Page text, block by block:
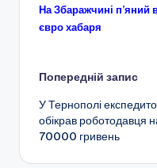
На Збаражчині п’яний
євро хабаря
Навігація
по
запису
Попередній запис
У Тернополі
обікрав роботодавця
70000 гривень